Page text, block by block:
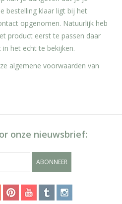
bestelling klaar ligt bij het
opgenomen. Natuurlijk heb
product eerst te passen daar
het echt te bekijken.
algemene voorwaarden van
onze nieuwsbrief:
ABONNEER